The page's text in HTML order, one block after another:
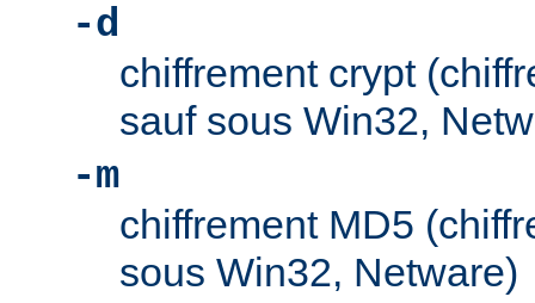
-d
chiffrement crypt
sauf sous Win32,
-m
chiffrement MD5
sous Win32, Netware)